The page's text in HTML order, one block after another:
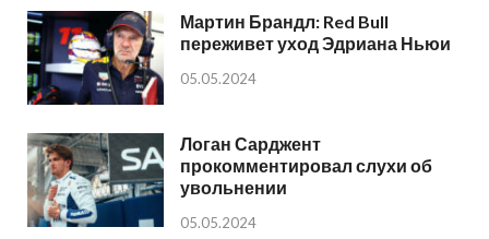
Мартин Брандл: Red Bull
переживет уход Эдриана Ньюи
05.05.2024
Логан Сарджент
прокомментировал слухи об
увольнении
05.05.2024